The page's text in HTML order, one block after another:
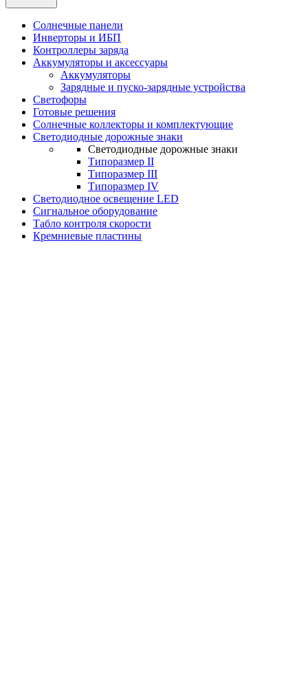
Солнечные панели
Инверторы и ИБП
Контроллеры заряда
Аккумуляторы и аксессуары
Аккумуляторы
Зарядные и пуско-зарядные устройства
Светофоры
Готовые решения
Солнечные коллекторы и комплектующие
Светодиодные дорожные знаки
Светодиодные дорожные знаки
Типоразмер II
Типоразмер III
Типоразмер IV
Светодиодное освещение LED
Сигнальное оборудование
Табло контроля скорости
Кремниевые пластины